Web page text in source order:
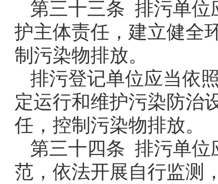
第三十三条 排污单位
护主体责任，建立健全
制污染物排放。
排污登记单位应当依
定运行和维护污染防治
任，控制污染物排放。
第三十四条 排污单位
范，依法开展自行监测